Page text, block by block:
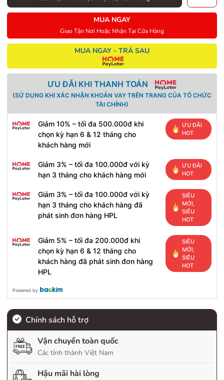
MUA NGAY
Giao Tận Nơi Hoặc Nhận Tại Cửa Hàng
MUA NGAY - TRẢ SAU
ƯU ĐÃI KHI THANH TOÁN
(SỬ DỤNG KHI XÁC NHẬN KHOẢN VAY TRÊN TRANG CỦA TỔ CHỨC
TÀI CHÍNH)
Giảm 10% – tối đa 500.000đ khi
chọn kỳ hạn 6 & 12 tháng cho
khách hàng mới
ƯU ĐÃI
HOT
Giảm 3% – tối đa 100.000đ với kỳ
hạn 3 tháng cho khách hàng mới
ƯU ĐÃI
HOT
Giảm 3% – tối đa 100.000đ với kỳ
hạn 3 tháng cho khách hàng đã
phát sinh đơn hàng HPL
SIÊU
MỚI,
SIÊU
HOT
Giảm 5% – tối đa 200.000đ khi
chọn kỳ hạn 6 & 12 tháng cho
khách hàng đã phát sinh đơn hàng
HPL
SIÊU
MỚI,
SIÊU
HOT
Powered by
Chính sách hỗ trợ
Vận chuyển toàn quốc
Các tỉnh thành Việt Nam
Hậu mãi hài lòng